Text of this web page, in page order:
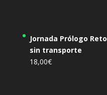
Jornada Prólogo
sin transporte
18,00€